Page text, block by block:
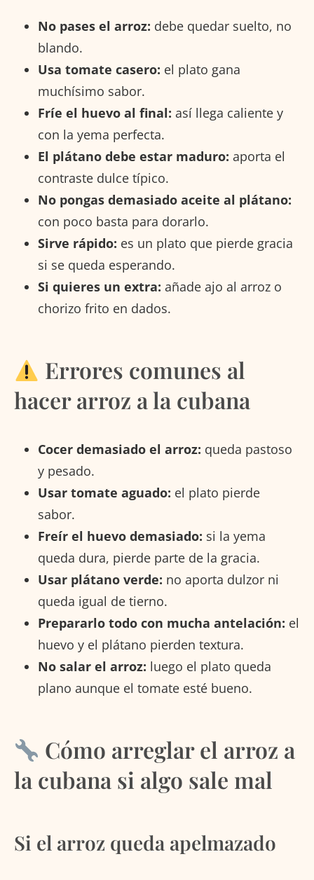
No pases el arroz: debe quedar suelto, no
blando.
Usa tomate casero: el plato gana
muchísimo sabor.
Fríe el huevo al final: así llega caliente y
con la yema perfecta.
El plátano debe estar maduro: aporta el
contraste dulce típico.
No pongas demasiado aceite al plátano:
con poco basta para dorarlo.
Sirve rápido: es un plato que pierde gracia
si se queda esperando.
Si quieres un extra: añade ajo al arroz o
chorizo frito en dados.
Errores comunes al
hacer arroz a la cubana
Cocer demasiado el arroz: queda pastoso
y pesado.
Usar tomate aguado: el plato pierde
sabor.
Freír el huevo demasiado: si la yema
queda dura, pierde parte de la gracia.
Usar plátano verde: no aporta dulzor ni
queda igual de tierno.
Prepararlo todo con mucha antelación: el
huevo y el plátano pierden textura.
No salar el arroz: luego el plato queda
plano aunque el tomate esté bueno.
Cómo arreglar el arroz a
la cubana si algo sale mal
Si el arroz queda apelmazado